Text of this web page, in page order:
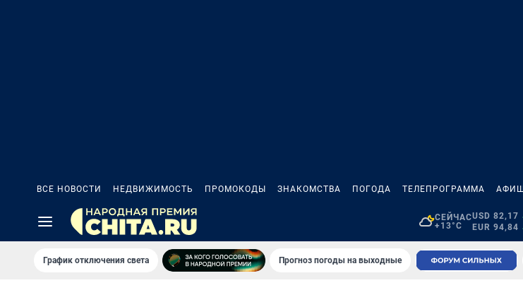
ВСЕ НОВОСТИ НЕДВИЖИМОСТЬ ПРОМОКОДЫ ЗНАКОМСТВА ПОГОДА ТЕЛЕПРОГРАММА
СЕЙЧАС
+13°C
USD 82,17
EUR 94,84
График отключения света Прогноз погоды на выходные